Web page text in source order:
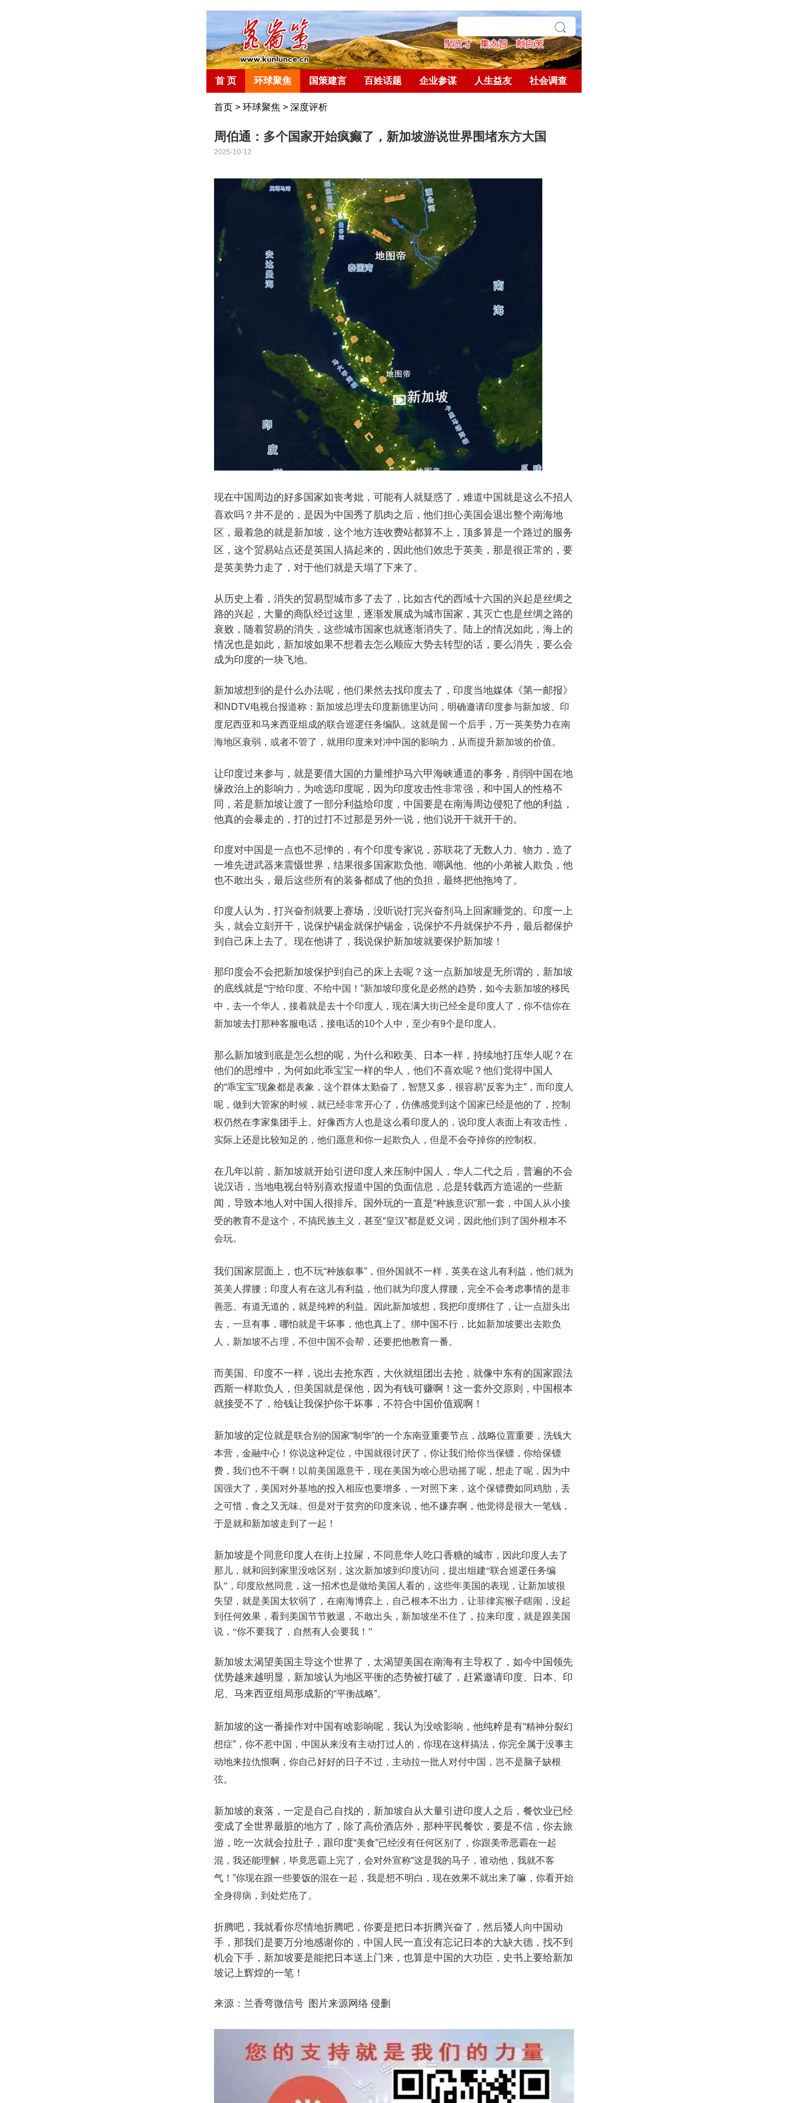
首 页 环球聚焦 国策建言 百姓话题 企业参谋 人生益友 社会调查
首页> 环球聚焦 > 深度评析
周伯通：多个国家开始疯癫了，新加坡游说世界围堵东方大国
2025-10-12
现在中国周边的好多国家如丧考妣，可能有人就疑惑了，难道中国就是这么不招人
喜欢吗？并不是的，是因为中国秀了肌肉之后，他们担心美国会退出整个南海地
区， 最着急的就是新加坡，这个地方连收费站都算不上，顶多算是一个路过的服务
区，这个贸易站点还是英国人搞起来的，因此他们效忠于英美，那是很正常的，要
是英美势力走了，对于他们就是天塌了下来了。
从历史上看，消失的贸易型城市多了去了，比如古代的西域十六国的兴起是丝绸之
路的兴起，大量的商队经过这里，逐渐发展成为城市国家，其灭亡也是丝绸之路的
衰败，随着贸易的消失，这些城市国家也就逐渐消失了。陆上的情况如此，海上的
情况也是如此，新加坡如果不想着去怎么顺应大势去转型的话，要么消失，要么会
成为印度的一块飞地。
新加坡想到的是什么办法呢，他们果然去找印度去了，印度当地媒体《第一邮报》
和NDTV电视台报道称：新加坡总理去印度新德里访问，明确邀请印度参与新加坡、印
度尼西亚和马来西亚组成的联合巡逻任务编队。这就是留一个后手，万一英美势力在南
海地区衰弱，或者不管了，就用印度来对冲中国的影响力，从而提升新加坡的价值。
让印度过来参与，就是要借大国的力量维护马六甲海峡通道的事务，削弱中国在地
缘政治上的影响力，为啥选印度呢，因为印度攻击性非常强，和中国人的性格不
同，若是新加坡让渡了一部分利益给印度，中国要是在南海周边侵犯了他的利益，
他真的会暴走的，打的过打不过那是另外一说，他们说开干就开干的。
印度对中国是一点也不忌惮的，有个印度专家说，苏联花了无数人力、物力，造了
一堆先进武器来震慑世界，结果很多国家欺负他、嘲讽他、他的小弟被人欺负，他
也不敢出头，最后这些所有的装备都成了他的负担，最终把他拖垮了。
印度人认为，打兴奋剂就要上赛场，没听说打完兴奋剂马上回家睡觉的。印度一上
头，就会立刻开干，说保护锡金就保护锡金，说保护不丹就保护不丹，最后都保护
到自己床上去了。现在他讲了，我说保护新加坡就要保护新加坡！
那印度会不会把新加坡保护到自己的床上去呢？这一点新加坡是无所谓的，新加坡
的底线就是“宁给印度、不给中国！ ”新加坡印度化是必然的趋势，如今去新加坡的移民
中，去一个华人，接着就是去十个印度人，现在满大街已经全是印度人了，你不信你在
新加坡去打那种客服电话，接电话的10个人中，至少有9个是印度人。
那么新加坡到底是怎么想的呢，为什么和欧美、日本一样，持续地打压华人呢？在
他们的思维中，为何如此乖宝宝一样的华人，他们不喜欢呢？他们觉得中国人
的“乖宝宝”现象都是表象，这个群体太勤奋了，智慧又多，很容易“反客为主”，而印度人
呢，做到大管家的时候，就已经非常开心了，仿佛感觉到这个国家已经是他的了，控制
权仍然在李家集团手上。好像西方人也是这么看印度人的，说印度人表面上有攻击性，
实际上还是比较知足的，他们愿意和你一起欺负人，但是不会夺掉你的控制权。
在几年以前，新加坡就开始引进印度人来压制中国人，华人二代之后，普遍的不会
说汉语，当地电视台特别喜欢报道中国的负面信息，总是转载西方造谣的一些新
闻，导致本地人对中国人很排斥。国外玩的一直是“种族意识”那一套，中国人从小接
受的教育不是这个，不搞民族主义，甚至“皇汉”都是贬义词，因此他们到了国外根本不
会玩。
我们国家层面上，也不玩“种族叙事”，但外国就不一样，英美在这儿有利益，他们就为
英美人撑腰；印度人有在这儿有利益，他们就为印度人撑腰，完全不会考虑事情的是非
善恶、有道无道的，就是纯粹的利益。因此新加坡想，我把印度绑住了，让一点甜头出
去，一旦有事，哪怕就是干坏事，他也真上了。绑中国不行，比如新加坡要出去欺负
人，新加坡不占理，不但中国不会帮，还要把他教育一番。
而美国、印度不一样，说出去抢东西，大伙就组团出去抢，就像中东有的国家跟法
西斯一样欺负人，但美国就是保他，因为有钱可赚啊！这一套外交原则，中国根本
就接受不了，给钱让我保护你干坏事，不符合中国价值观啊！
新加坡的定位就是联合别的国家“制华”的一个东南亚重要节点，战略位置重要，洗钱大
本营，金融中心！ 你说这种定位，中国就很讨厌了，你让我们给你当保镖，你给保镖
费，我们也不干啊！以前美国愿意干，现在美国为啥心思动摇了呢，想走了呢，因为中
国强大了，美国对外基地的投入相应也要增多，一对照下来，这个保镖费如同鸡肋，丢
之可惜，食之又无味。但是对于贫穷的印度来说，他不嫌弃啊，他觉得是很大一笔钱，
于是就和新加坡走到了一起！
新加坡是个同意印度人在街上拉屎，不同意华人吃口香糖的城市，因此印度人去了
那儿，就和回到家里没啥区别，这次新加坡到印度访问，提出组建“联合巡逻任务编
队”，印度欣然同意，这一招术也是做给美国人看的，这些年美国的表现，让新加坡很
失望，就是美国太软弱了，在南海博弈上，自己根本不出力，让菲律宾猴子瞎闹，没起
到任何效果，看到美国节节败退，不敢出头，新加坡坐不住了，拉来印度，就是跟美国
说，“你不要我了，自然有人会要我！”
新加坡太渴望美国主导这个世界了，太渴望美国在南海有主导权了，如今中国领先
优势越来越明显，新加坡认为地区平衡的态势被打破了，赶紧邀请印度、日本、印
尼、马来西亚组局形成新的“平衡战略”。
新加坡的这一番操作对中国有啥影响呢，我认为没啥影响，他纯粹是有“精神分裂幻
想症”，你不惹中国，中国从来没有主动打过人的，你现在这样搞法，你完全属于没事主
动地来拉仇恨啊，你自己好好的日子不过，主动拉一批人对付中国，岂不是脑子缺根
弦。
新加坡的衰落，一定是自己自找的，新加坡自从大量引进印度人之后，餐饮业已经
变成了全世界最脏的地方了，除了高价酒店外，那种平民餐饮，要是不信，你去旅
游，吃一次就会拉肚子，跟印度“美食”已经没有任何区别了，你跟美帝恶霸在一起
混，我还能理解，毕竟恶霸上完了，会对外宣称“这是我的马子，谁动他，我就不客
气！ ”你现在跟一些要饭的混在一起，我是想不明白，现在效果不就出来了嘛，你看开始
全身得病，到处烂疮了。
折腾吧，我就看你尽情地折腾吧，你要是把日本折腾兴奋了，然后㹻人向中国动
手，那我们是要万分地感谢你的，中国人民一直没有忘记日本的大缺大德，找不到
机会下手，新加坡要是能把日本送上门来，也算是中国的大功臣，史书上要给新加
坡记上辉煌的一笔！
来源：兰香弯微信号 图片来源网络 侵删